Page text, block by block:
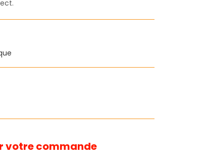
votre commande